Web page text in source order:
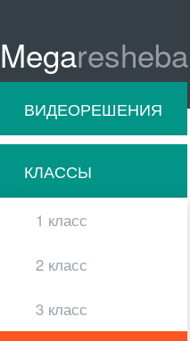
Megaresheba
ВИДЕОРЕШЕНИЯ
КЛАССЫ
1 класс
2 класс
3 класс